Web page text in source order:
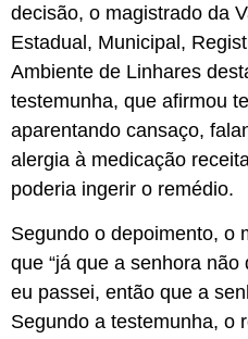
decisão, o magistrado da
Estadual, Municipal,
Ambiente de Linhares
testemunha, que afirmou
aparentando cansaço,
alergia à medicação
poderia ingerir o remédio.
Segundo o depoimento, o
que “já que a senhora
eu passei, então que a
Segundo a testemunha, o